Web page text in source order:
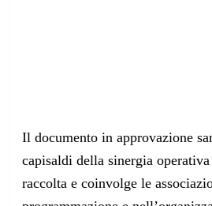
Il documento in approvazione
capisaldi della sinergia
raccolta e coinvolge le